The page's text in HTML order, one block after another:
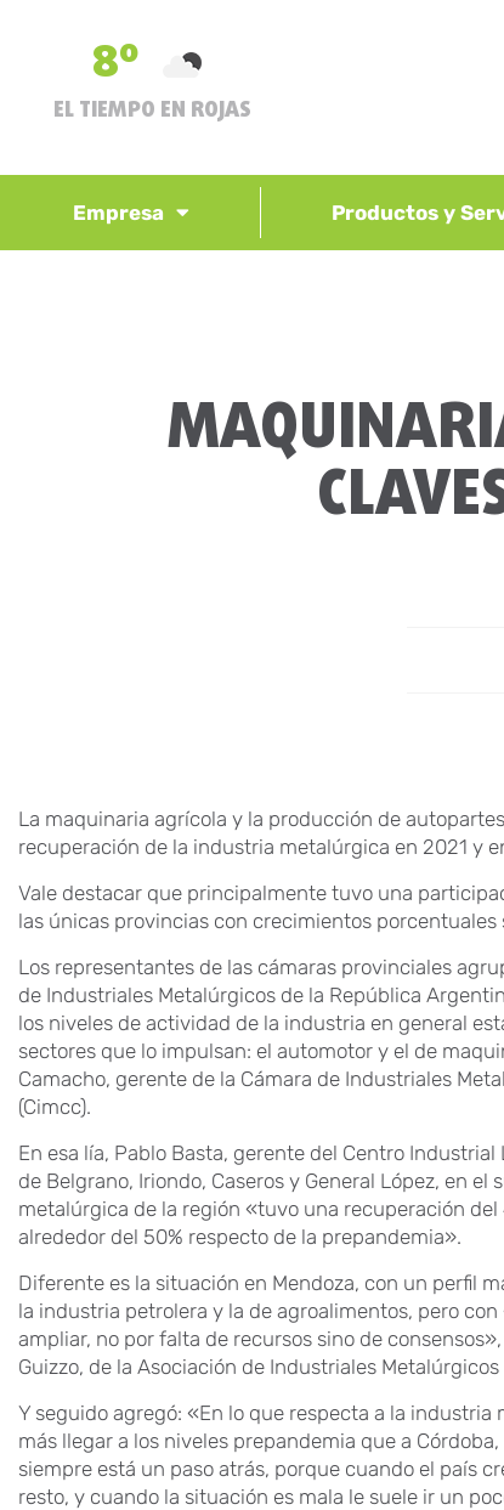
8º
EL TIEMPO EN ROJAS
Empresa Productos y
La maquinaria agrícola y la producción de
recuperación de la industria metalúrgica en 2021 y
Vale destacar que principalmente tuvo una
las únicas provincias con crecimientos porcentuales
Los representantes de las cámaras provinciales
de Industriales Metalúrgicos de la República
los niveles de actividad de la industria en general
sectores que lo impulsan: el automotor y el de
Camacho, gerente de la Cámara de Industriales
(Cimcc).
En esa lía, Pablo Basta, gerente del Centro
de Belgrano, Iriondo, Caseros y General López, en
metalúrgica de la región «tuvo una recuperación
alrededor del 50% respecto de la prepandemia».
Diferente es la situación en Mendoza, con un perfil
la industria petrolera y la de agroalimentos, pero
ampliar, no por falta de recursos sino de
Guizzo, de la Asociación de Industriales
Y seguido agregó: «En lo que respecta a la
más llegar a los niveles prepandemia que a
siempre está un paso atrás, porque cuando el país
resto, y cuando la situación es mala le suele ir un